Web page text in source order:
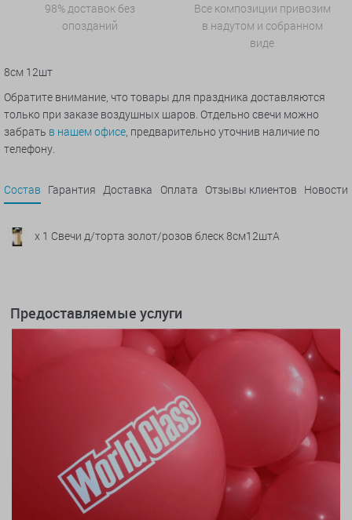
98% доставок без
опозданий
Все композиции привозим
в надутом и собранном
виде
8см 12шт
Обратите внимание, что товары для праздника доставляются
только при заказе воздушных шаров. Отдельно свечи можно
забрать в нашем офисе, предварительно уточнив наличие по
телефону.
Состав Гарантия Доставка Оплата Отзывы клиентов Новости
x 1 Свечи д/торта золот/розов блеск 8см12штA
Предоставляемые услуги